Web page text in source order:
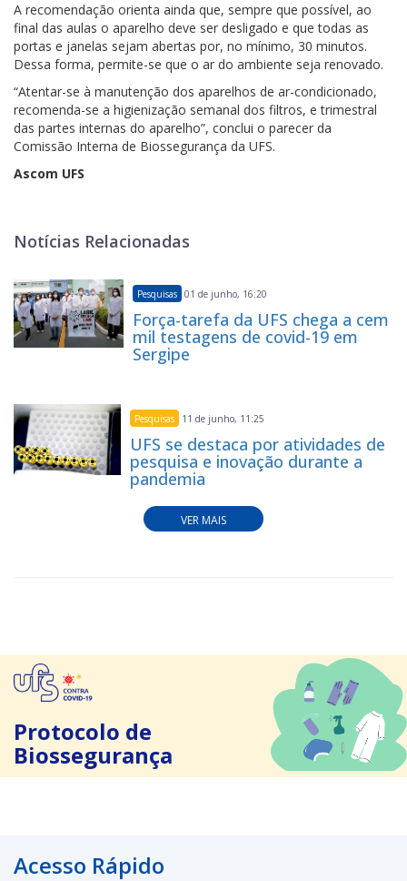
A recomendação orienta ainda que, sempre que possível, ao
final das aulas o aparelho deve ser desligado e que todas as
portas e janelas sejam abertas por, no mínimo, 30 minutos.
Dessa forma, permite-se que o ar do ambiente seja renovado.
“Atentar-se à manutenção dos aparelhos de ar-condicionado,
recomenda-se a higienização semanal dos filtros, e trimestral
das partes internas do aparelho”, conclui o parecer da
Comissão Interna de Biossegurança da UFS.
Ascom UFS
Notícias Relacionadas
Pesquisas 01 de junho, 16:20
Força-tarefa da UFS chega a cem
mil testagens de covid-19 em
Sergipe
Pesquisas 11 de junho, 11:25
UFS se destaca por atividades de
pesquisa e inovação durante a
pandemia
VER MAIS
Protocolo de
Biossegurança
Acesso Rápido